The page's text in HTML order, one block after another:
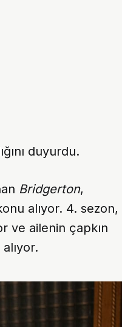
duyurdu.
Bridgerton,
alıyor. 4. sezon,
ve ailenin çapkın